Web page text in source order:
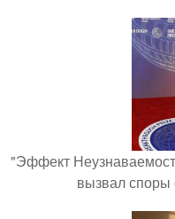
"Эффект
вызвал споры